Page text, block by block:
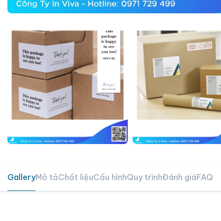
GalleryMô tảChất liệuCấu hìnhQuy trìnhĐánh giáFAQ